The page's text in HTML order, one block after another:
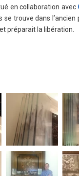
en collaboration avec
trouve dans
préparait la libération.